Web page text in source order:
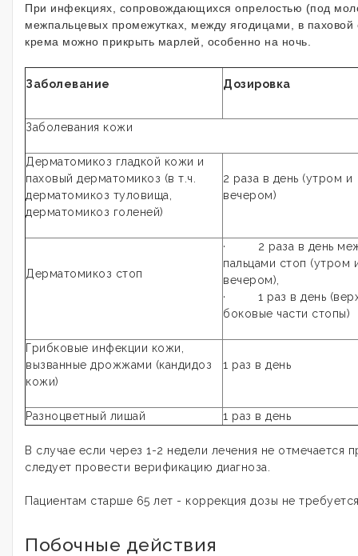
При инфекциях, сопровождающихся опрелостью (под
межпальцевых промежутках, между ягодицами, в паховой
крема можно прикрыть марлей, особенно на ночь.
Заболевание Дозировка
Заболевания кожи
Дерматомикоз гладкой кожи и
паховый дерматомикоз (в т.ч.
дерматомикоз туловища,
дерматомикоз голеней)
2 раза в день (утром и
вечером)
Дерматомикоз стоп
· 2 раза в день
пальцами стоп (утром
вечером),
· 1 раз в день
боковые части стопы)
Грибковые инфекции кожи,
вызванные дрожжами (кандидоз
кожи)
1 раз в день
Разноцветный лишай 1 раз в день
В случае если через 1-2 недели лечения не отмечается
следует провести верификацию диагноза.
Пациентам старше 65 лет - коррекция дозы не
Побочные действия